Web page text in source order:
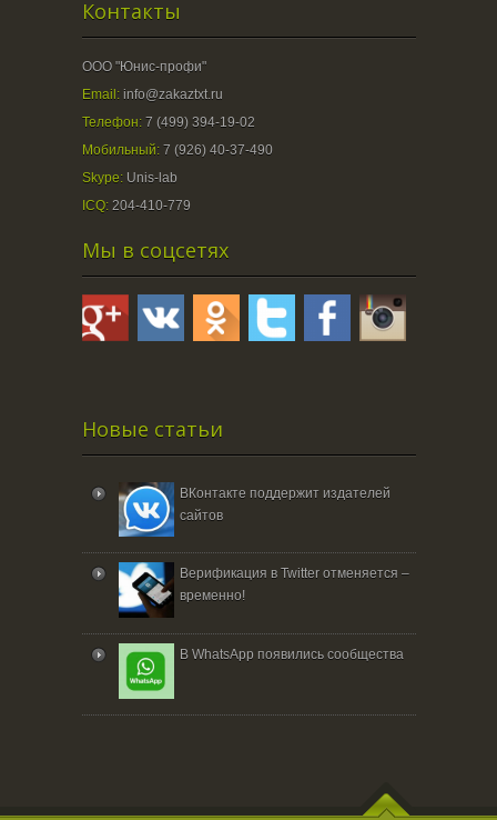
Контакты
ООО "Юнис-профи"
Email: info@zakaztxt.ru
Телефон:7 (499) 394-19-02
Мобильный:7 (926) 40-37-490
Skype: Unis-lab
ICQ:204-410-779
Мы в соцсетях
Новые статьи
ВКонтакте поддержит издателей
сайтов
Верификация в Twitter отменяется –
временно!
В WhatsApp появились сообщества